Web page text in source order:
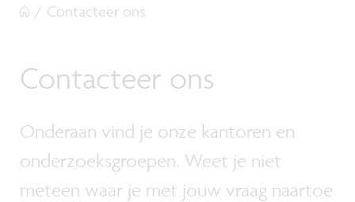
/ Contacteer ons
Contacteer ons
Onderaan vind je onze kantoren en
onderzoeksgroepen. Weet je niet
meteen waar je met jouw vraag naartoe